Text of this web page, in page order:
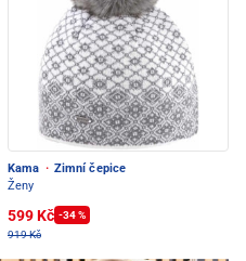
Kama · Zimní čepice
Ženy
599 Kč -34 %
919 Kč